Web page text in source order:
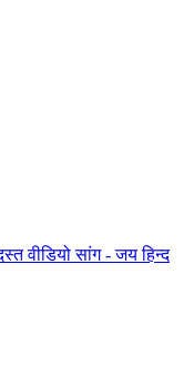
वीडियो सांग - जय हिन्द